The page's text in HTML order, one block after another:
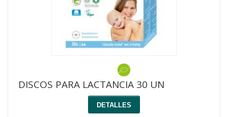
DISCOS PARA LACTANCIA 30 UN
DETALLES